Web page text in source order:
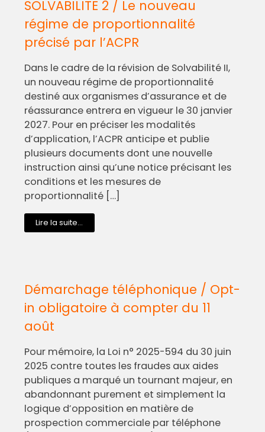
SOLVABILITE 2 / Le nouveau
régime de proportionnalité
précisé par l’ACPR
Dans le cadre de la révision de Solvabilité II,
un nouveau régime de proportionnalité
destiné aux organismes d’assurance et de
réassurance entrera en vigueur le 30 janvier
2027. Pour en préciser les modalités
d’application, l’ACPR anticipe et publie
plusieurs documents dont une nouvelle
instruction ainsi qu’une notice précisant les
conditions et les mesures de
proportionnalité […]
Lire la suite...
Démarchage téléphonique / Opt-
in obligatoire à compter du 11
août
Pour mémoire, la Loi n° 2025-594 du 30 juin
2025 contre toutes les fraudes aux aides
publiques a marqué un tournant majeur, en
abandonnant purement et simplement la
logique d’opposition en matière de
prospection commerciale par téléphone